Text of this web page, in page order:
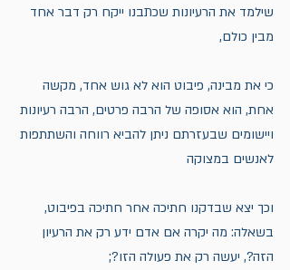
שילמד את הרעיונות שכתבנו ייקח רק דבר אחד
מבין כולם,
כי את מבינה, פיבוט הוא לא גוש אחד, מקשה
אחת, הוא אסופה של הרבה פרטים, הרבה רעיונות
ויישומים שבעזרתם ניתן להביא רווחה והשתתפות
לאנשים במצוקה
וכך יצא שבדקנו חתיכה אחר חתיכה בפיבוט,
בשאלה: מה יקרה אם אדם ידע רק את הרעיון
הזה?, יעשה רק את פעולה הזו?;